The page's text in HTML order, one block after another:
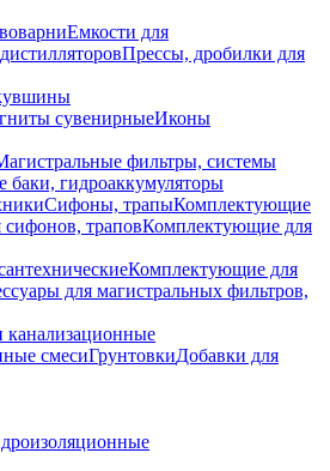
Емкости для
Прессы, дробилки для
сувенирныеИконы
фильтры, системы
баки, гидроаккумуляторы
Сифоны, трапыКомплектующие
траповКомплектующие для
Комплектующие для
для магистральных фильтров,
смесиГрунтовкиДобавки для